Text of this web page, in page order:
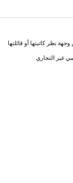
نظر كاتبتها أو قائلتها
غير التجاري